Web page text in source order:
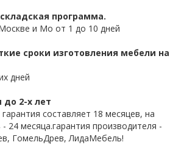
программа.
и Мо от 1 до 10 дней
сроки изготовления мебели на
дней
до 2-х лет
составляет 18 месяцев, на
24 месяца.гарантия производителя -
ГомельДрев, ЛидаМебель!